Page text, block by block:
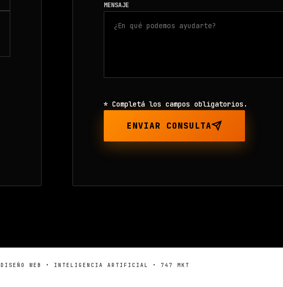
MENSAJE
* Completá los campos obligatorios.
ENVIAR CONSULTA
DISEÑO WEB • INTELIGENCIA ARTIFICIAL • 747 MKT